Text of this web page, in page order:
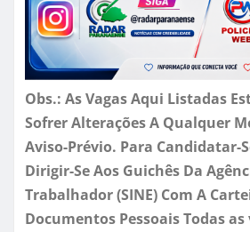
Obs.: As Vagas Aqui Listadas
Sofrer Alterações A Qualquer
Aviso-Prévio. Para Candidatar-
Dirigir-Se Aos Guichês Da
Trabalhador (SINE) Com A
Documentos Pessoais Todas